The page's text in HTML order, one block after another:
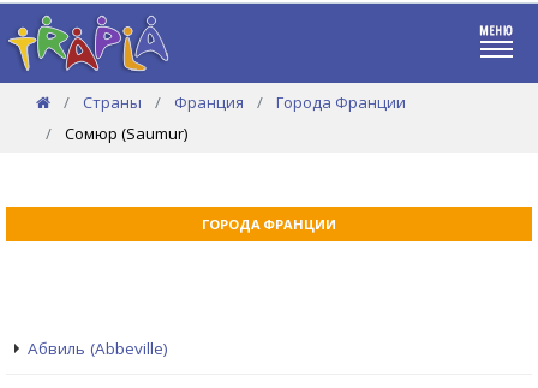
Страны Франция
Города Франции
Сомюр (Saumur)
ГОРОДА ФРАНЦИИ
Абвиль (Abbeville)